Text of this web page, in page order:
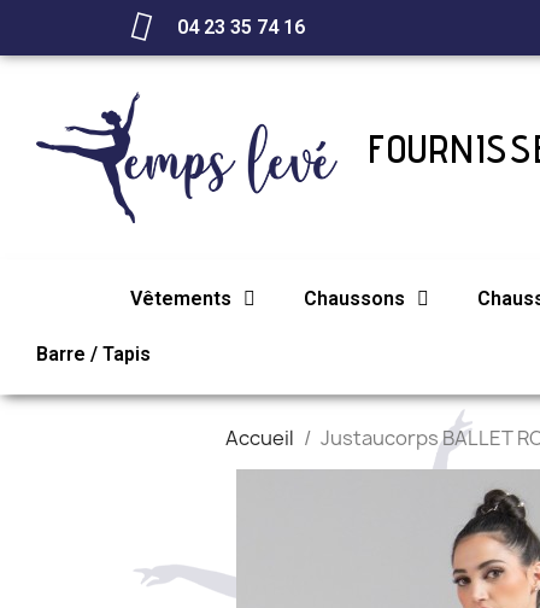
04 23 35 74 16
Vêtements Chaussons
Barre / Tapis
Accueil Justaucorps BALLET